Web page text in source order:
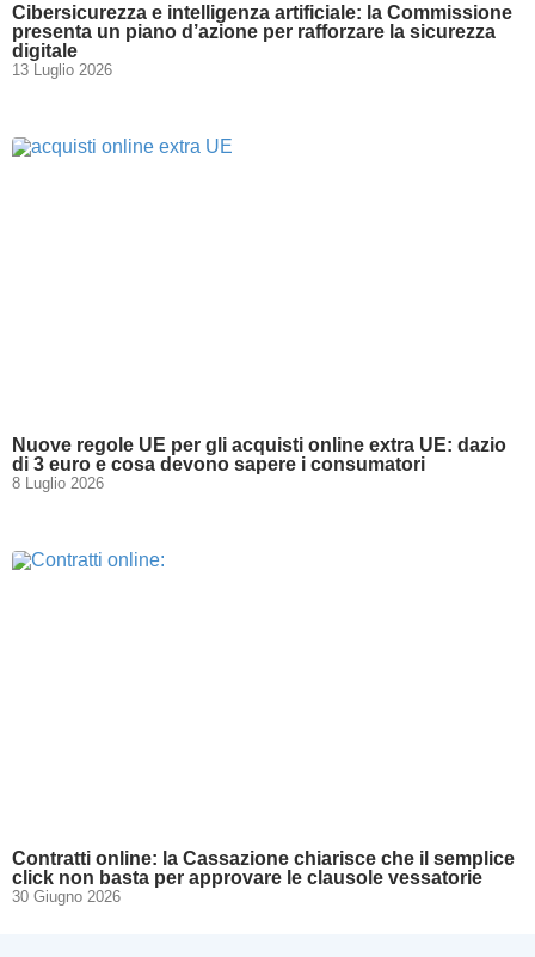
Cibersicurezza e intelligenza artificiale: la Commissione
presenta un piano d’azione per rafforzare la sicurezza
digitale
13 Luglio 2026
Nuove regole UE per gli acquisti online extra UE: dazio
di 3 euro e cosa devono sapere i consumatori
8 Luglio 2026
Contratti online: la Cassazione chiarisce che il semplice
click non basta per approvare le clausole vessatorie
30 Giugno 2026